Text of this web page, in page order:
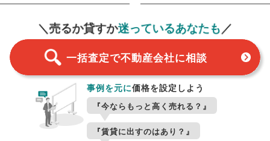
＼売るか貸すか迷っているあなたも／
一括査定で不動産会社に相談
一括査定 スタート！
事例を元に価格を設定しよう
『今ならもっと高く売れる？』
『賃貸に出すのはあり？』